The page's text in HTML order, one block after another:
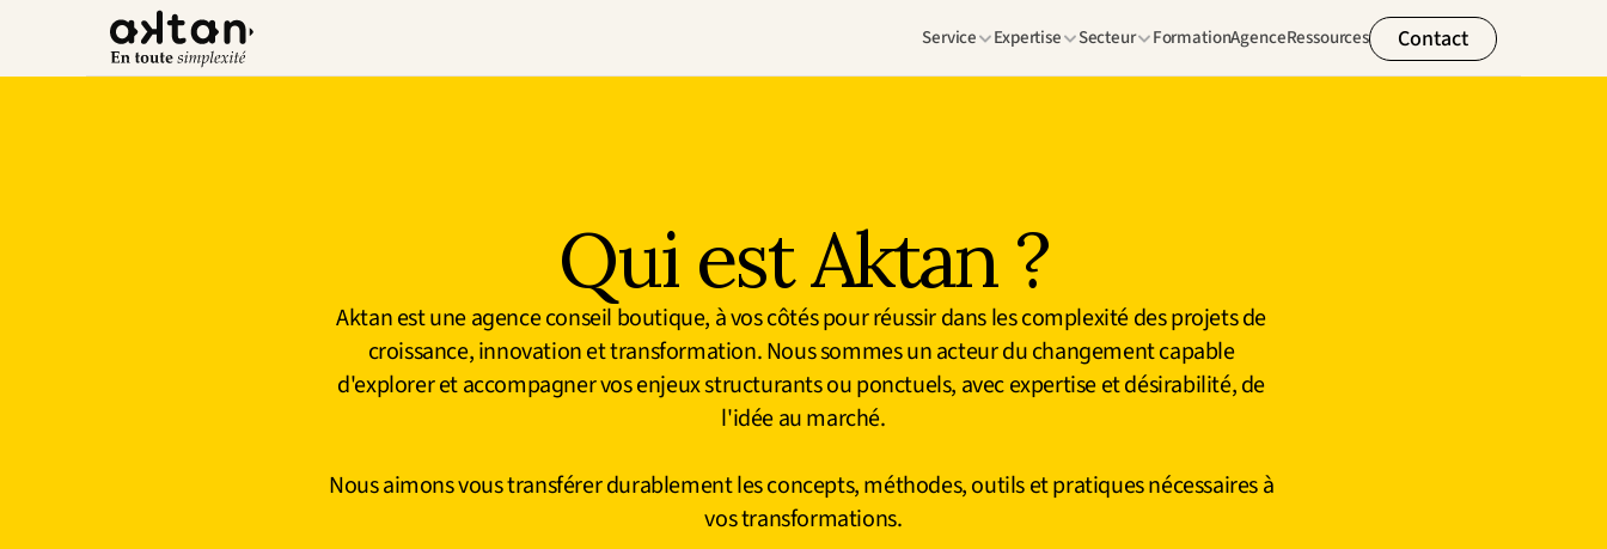
Service Expertise Secteur FormationAgenceRessources Contact
Qui est Aktan ?
Aktan est une agence conseil boutique, à vos côtés pour réussir dans les complexité des projets de
croissance, innovation et transformation. Nous sommes un acteur du changement capable
d'explorer et accompagner vos enjeux structurants ou ponctuels, avec expertise et désirabilité, de
l'idée au marché.
Nous aimons vous transférer durablement les concepts, méthodes, outils et pratiques nécessaires à
vos transformations.